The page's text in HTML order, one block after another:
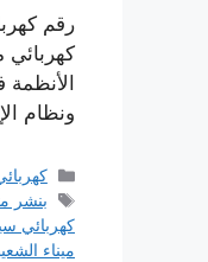
رقم
ونظام
بنشر
كهربائي
ميناء